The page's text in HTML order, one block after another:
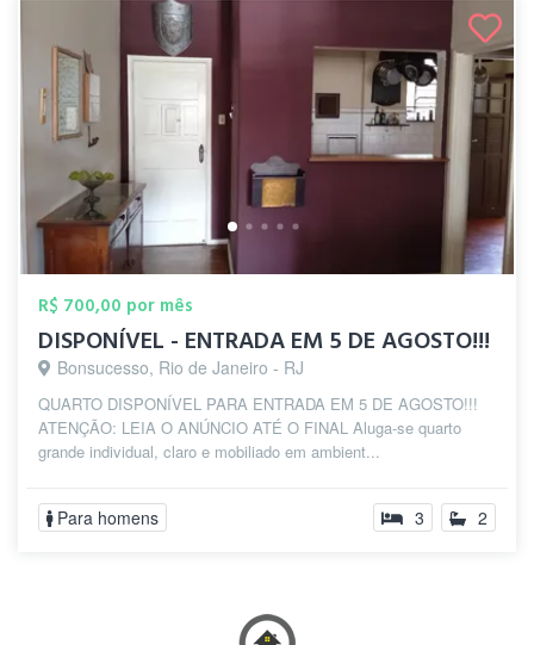
R$ 700,00 por mês
DISPONÍVEL - ENTRADA EM 5 DE AGOSTO!!!
Bonsucesso, Rio de Janeiro - RJ
QUARTO DISPONÍVEL PARA ENTRADA EM 5 DE AGOSTO!!!
ATENÇÃO: LEIA O ANÚNCIO ATÉ O FINAL Aluga-se quarto
grande individual, claro e mobiliado em ambient...
Para homens 3 2